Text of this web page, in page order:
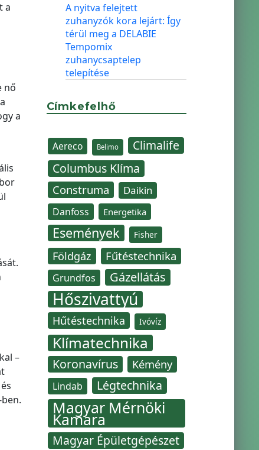
a
nő
a
–
A nyitva felejtett
zuhanyzók kora lejárt: Így
térül meg a DELABIE
Tempomix
zuhanycsaptelep
telepítése
Címkefelhő
Aereco Belimo
Climalife
Columbus Klíma
Construma Daikin
Danfoss Energetika
Események Fisher
Földgáz Fűtéstechnika
Grundfos Gázellátás
Hőszivattyú
Hűtéstechnika Ivóvíz
Klímatechnika
Koronavírus Kémény
Lindab Légtechnika
Magyar Mérnöki
Kamara
Magyar Épületgépészet